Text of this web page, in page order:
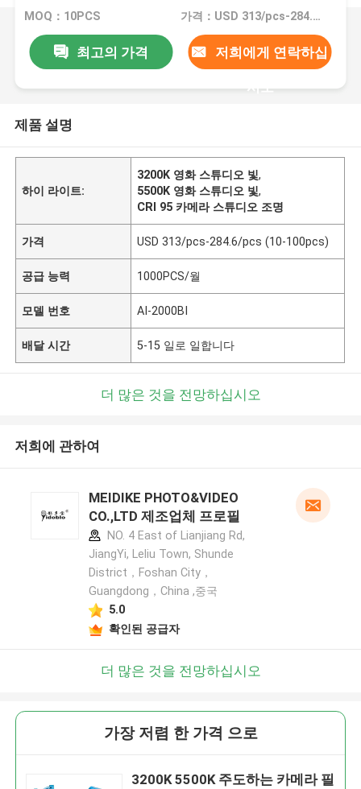
MOQ：10PCS 가격：USD 313/pcs-284.6/pcs (10-100pcs)
최고의 가격 저희에게 연락하십
시오
제품 설명
하이 라이트:
3200K 영화 스튜디오 빛,
5500K 영화 스튜디오 빛,
CRI 95 카메라 스튜디오 조명
가격 USD 313/pcs-284.6/pcs (10-100pcs)
공급 능력 1000PCS/월
모델 번호 AI-2000BI
배달 시간 5-15 일로 일합니다
더 많은 것을 전망하십시오
저희에 관하여
MEIDIKE PHOTO&VIDEO
CO.,LTD 제조업체 프로필
NO. 4 East of Lianjiang Rd,
JiangYi, Leliu Town, Shunde
District，Foshan City，
Guangdong，China ,중국
5.0
확인된 공급자
더 많은 것을 전망하십시오
가장 저렴 한 가격 으로
3200K 5500K 주도하는 카메라 필